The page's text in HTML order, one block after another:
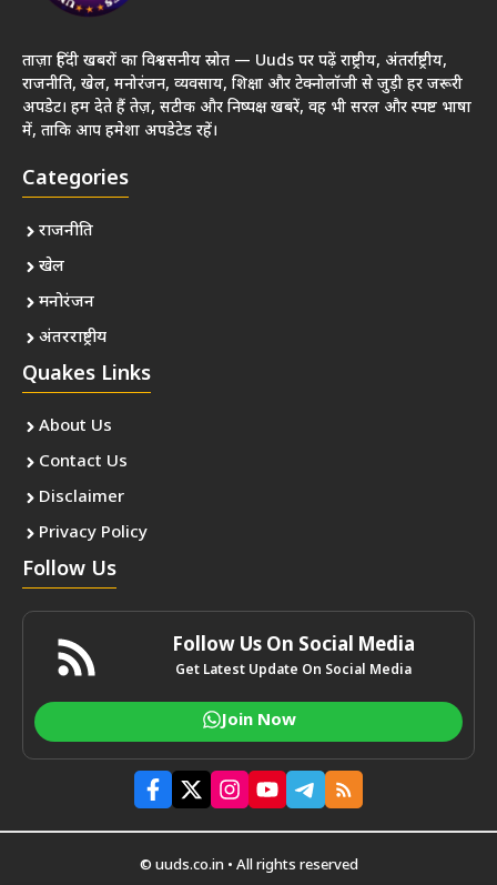
ताज़ा हिंदी खबरों का विश्वसनीय स्रोत — Uuds पर पढ़ें राष्ट्रीय, अंतर्राष्ट्रीय,
राजनीति, खेल, मनोरंजन, व्यवसाय, शिक्षा और टेक्नोलॉजी से जुड़ी हर जरूरी
अपडेट। हम देते हैं तेज़, सटीक और निष्पक्ष खबरें, वह भी सरल और स्पष्ट भाषा
में, ताकि आप हमेशा अपडेटेड रहें।
Categories
राजनीति
खेल
मनोरंजन
अंतरराष्ट्रीय
Quakes Links
About Us
Contact Us
Disclaimer
Privacy Policy
Follow Us
Follow Us On Social Media
Get Latest Update On Social Media
Join Now
© uuds.co.in • All rights reserved